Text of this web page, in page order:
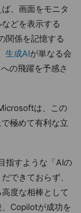
、画面をモニタ
どを表示する​
関係を記憶する
生成AIが単なる会
の飛躍を予感さ
は、この
極めて有利な立
指すような「AIの
できておらず、
度な相棒として
Copilotが成功を